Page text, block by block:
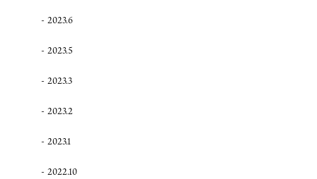
2023.6
2023.5
2023.3
2023.2
2023.1
2022.10